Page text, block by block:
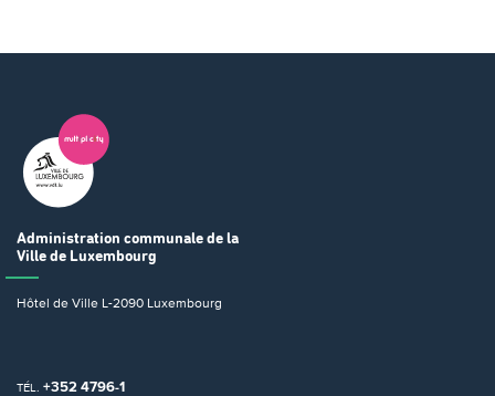
Administration communale de la
Ville de Luxembourg
Hôtel de Ville L-2090 Luxembourg
TÉL. +352 4796-1